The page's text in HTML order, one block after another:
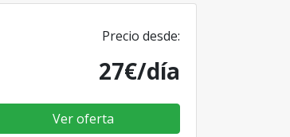
Precio desde:
27€/día
Ver oferta